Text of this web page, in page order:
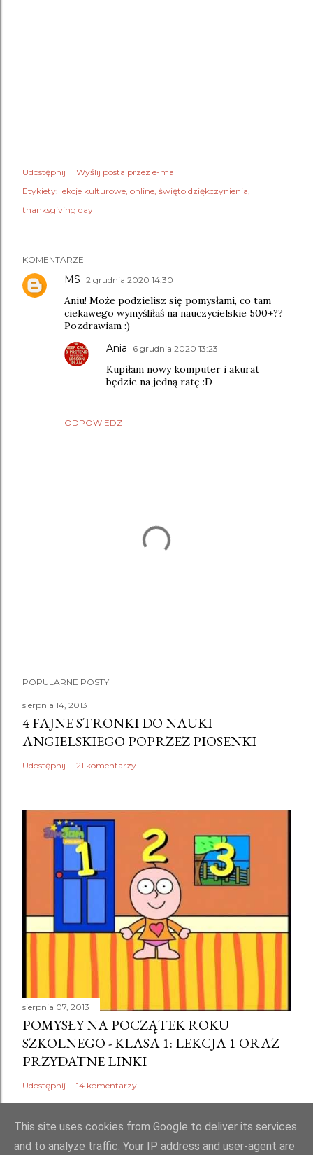
Udostępnij
Wyślij posta przez e-mail
Etykiety: lekcje kulturowe online święto dziękczynienia
thanksgiving day
KOMENTARZE
MS 2 grudnia 2020 14:30
Aniu! Może podzielisz się pomysłami, co tam
ciekawego wymyśliłaś na nauczycielskie 500+??
Pozdrawiam :)
ODPOWIEDZ
Ania 6 grudnia 2020 13:23
Kupiłam nowy komputer i akurat
będzie na jedną ratę :D
r
z
e
ś
l
k
POPULARNE POSTY
sierpnia 14, 2013
4 FAJNE STRONKI DO NAUKI
ANGIELSKIEGO POPRZEZ PIOSENKI
Udostępnij 21 komentarzy
sierpnia 07, 2013
POMYSŁY NA POCZĄTEK ROKU
SZKOLNEGO - KLASA 1: LEKCJA 1 ORAZ
PRZYDATNE LINKI
Udostępnij 14 komentarzy
This site uses cookies from Google to deliver its services
and to analyze traffic. Your IP address and user-agent are